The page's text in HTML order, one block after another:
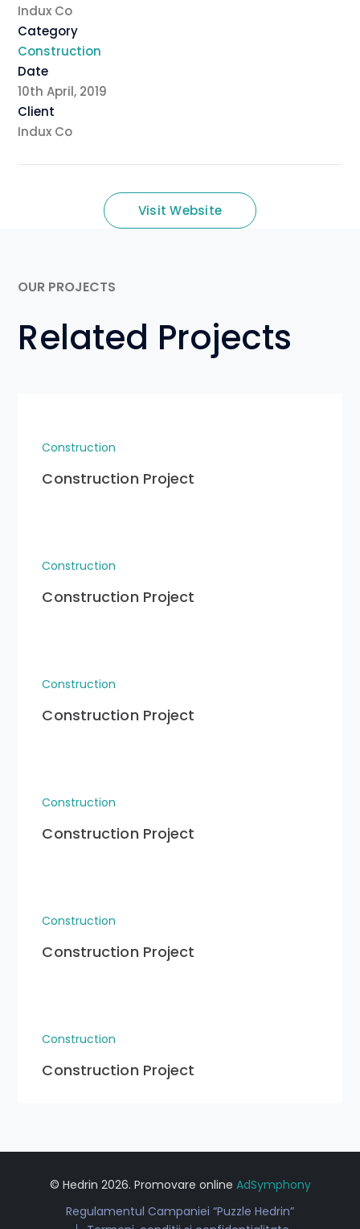
Indux Co
Category
Construction
Date
10th April, 2019
Client
Indux Co
Visit Website
OUR PROJECTS
Related Projects
Construction
Construction Project
Construction
Construction Project
Construction
Construction Project
Construction
Construction Project
Construction
Construction Project
Construction
Construction Project
© Hedrin 2026. Promovare online AdSymphony
Regulamentul Campaniei “Puzzle Hedrin”